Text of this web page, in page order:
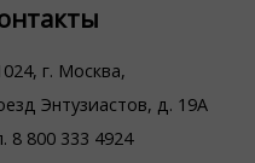
г. Москва,
Энтузиастов, д. 19А
8 800 333 4924